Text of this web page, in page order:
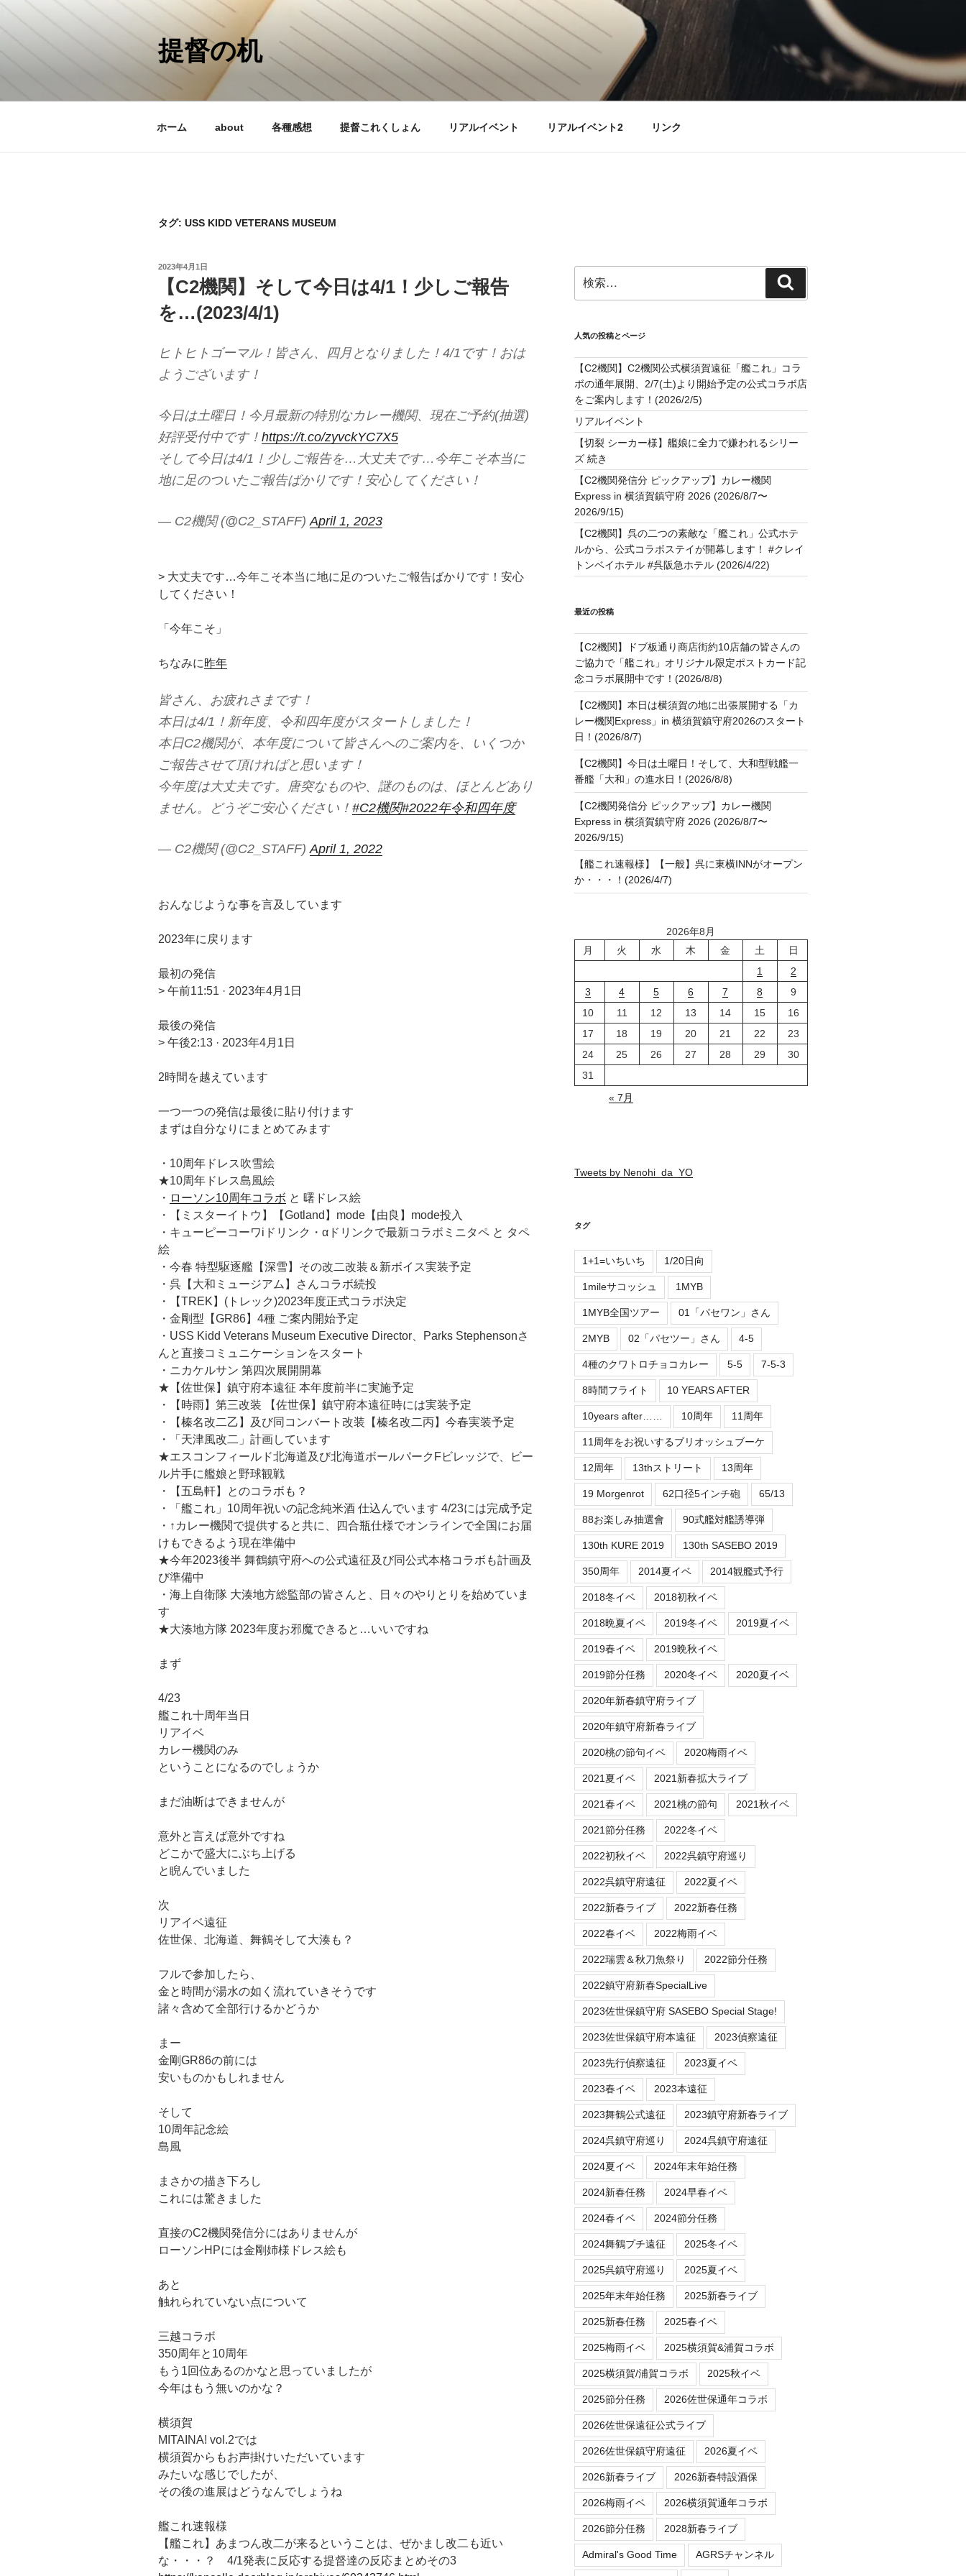
ン
提督の机
ホーム about 各種感想 提督これくしょん リアルイベント リアルイベント2 リンク
タグ: USS KIDD VETERANS MUSEUM
投
2023年4月1日
【C2機関】そして今日は4/1！少しご報告
を…(2023/4/1)
ヒトヒトゴーマル！皆さん、四月となりました！4/1です！おは
ようございます！
今日は土曜日！今月最新の特別なカレー機関、現在ご予約(抽選)
好評受付中です！ https://t.co/zyvckYC7X5
そして今日は4/1！少しご報告を…大丈夫です…今年こそ本当に
地に足のついたご報告ばかりです！安心してください！
— C2機関 (@C2_STAFF) April 1, 2023
> 大丈夫です…今年こそ本当に地に足のついたご報告ばかりです！安心
してください！
「今年こそ」
ちなみに昨年
皆さん、お疲れさまです！
本日は4/1！新年度、令和四年度がスタートしました！
本日C2機関が、本年度について皆さんへのご案内を、いくつか
ご報告させて頂ければと思います！
今年度は大丈夫です。唐突なものや、謎のものは、ほとんどあり
ません。どうぞご安心ください！ #C2機関#2022年令和四年度
— C2機関 (@C2_STAFF) April 1, 2022
おんなじような事を言及しています
2023年に戻ります
最初の発信
> 午前11:51 · 2023年4月1日
最後の発信
> 午後2:13 · 2023年4月1日
2時間を越えています
一つ一つの発信は最後に貼り付けます
まずは自分なりにまとめてみます
・10周年ドレス吹雪絵
★10周年ドレス島風絵
・ ローソン10周年コラボ と 曙ドレス絵
・【ミスターイトウ】【Gotland】mode【由良】mode投入
・キューピーコーワiドリンク・αドリンクで最新コラボミニタペ と タペ
絵
・今春 特型駆逐艦【深雪】その改二改装＆新ボイス実装予定
・呉【大和ミュージアム】さんコラボ続投
・【TREK】(トレック)2023年度正式コラボ決定
・金剛型【GR86】4種 ご案内開始予定
・USS Kidd Veterans Museum Executive Director、Parks Stephensonさ
んと直接コミュニケーションをスタート
・ニカケルサン 第四次展開開幕
★【佐世保】鎮守府本遠征 本年度前半に実施予定
・【時雨】第三改装 【佐世保】鎮守府本遠征時には実装予定
・【榛名改二乙】及び同コンバート改装【榛名改二丙】今春実装予定
・「天津風改二」計画しています
★エスコンフィールド北海道及び北海道ボールパークFビレッジで、ビー
ル片手に艦娘と野球観戦
・【五島軒】とのコラボも？
・「艦これ」10周年祝いの記念純米酒 仕込んでいます 4/23には完成予定
・↑カレー機関で提供すると共に、四合瓶仕様でオンラインで全国にお届
けもできるよう現在準備中
★今年2023後半 舞鶴鎮守府への公式遠征及び同公式本格コラボも計画及
び準備中
・海上自衛隊 大湊地方総監部の皆さんと、日々のやりとりを始めていま
す
★大湊地方隊 2023年度お邪魔できると…いいですね
まず
4/23
艦これ十周年当日
リアイベ
カレー機関のみ
ということになるのでしょうか
まだ油断はできませんが
意外と言えば意外ですね
どこかで盛大にぶち上げる
と睨んでいました
次
リアイベ遠征
佐世保、北海道、舞鶴そして大湊も？
フルで参加したら、
金と時間が湯水の如く流れていきそうです
諸々含めて全部行けるかどうか
まー
金剛GR86の前には
安いものかもしれません
そして
10周年記念絵
島風
まさかの描き下ろし
これには驚きました
直接のC2機関発信分にはありませんが
ローソンHPには金剛姉様ドレス絵も
あと
触れられていない点について
三越コラボ
350周年と10周年
もう1回位あるのかなと思っていましたが
今年はもう無いのかな？
横須賀
MITAINA! vol.2では
横須賀からもお声掛けいただいています
みたいな感じでしたが、
その後の進展はどうなんでしょうね
艦これ速報様
【艦これ】あまつん改二が来るということは、ぜかまし改二も近い
な・・・？ 4/1発表に反応する提督達の反応まとめその3
索:
索
人気の投稿とページ
【C2機関】C2機関公式横須賀遠征「艦これ」コラ
ボの通年展開、2/7(土)より開始予定の公式コラボ店
をご案内します！(2026/2/5)
リアルイベント
【切裂 シーカー様】艦娘に全力で嫌われるシリー
ズ 続き
【C2機関発信分 ピックアップ】カレー機関
Express in 横須賀鎮守府 2026 (2026/8/7〜
2026/9/15)
【C2機関】呉の二つの素敵な「艦これ」公式ホテ
ルから、公式コラボステイが開幕します！ #クレイ
トンベイホテル #呉阪急ホテル (2026/4/22)
最近の投稿
【C2機関】ドブ板通り商店街約10店舗の皆さんの
ご協力で「艦これ」オリジナル限定ポストカード記
念コラボ展開中です！(2026/8/8)
【C2機関】本日は横須賀の地に出張展開する「カ
レー機関Express」in 横須賀鎮守府2026のスタート
日！(2026/8/7)
【C2機関】今日は土曜日！そして、大和型戦艦一
番艦「大和」の進水日！(2026/8/8)
【C2機関発信分 ピックアップ】カレー機関
Express in 横須賀鎮守府 2026 (2026/8/7〜
2026/9/15)
【艦これ速報様】【一般】呉に東横INNがオープン
か・・・！(2026/4/7)
2026年8月
月
火 水 木 金 土
日
1
2
3
4 5 6 7 8
9
10
11 12 13 14 15
16
17
18 19 20 21 22
23
24
25 26 27 28 29
30
31
« 7月
Tweets by Nenohi_da_YO
タグ
1+1=いちいち 1/20日向
1mileサコッシュ 1MYB
1MYB全国ツアー 01「パセワン」さん
2MYB 02「パセツー」さん 4-5
4種のクワトロチョコカレー 5-5 7-5-3
8時間フライト 10 YEARS AFTER
10years after…… 10周年 11周年
11周年をお祝いするブリオッシュブーケ
12周年 13thストリート 13周年
19 Morgenrot 62口径5インチ砲 65/13
88お楽しみ抽選會 90式艦対艦誘導弾
130th KURE 2019 130th SASEBO 2019
350周年 2014夏イベ 2014観艦式予行
2018冬イベ 2018初秋イベ
2018晩夏イベ 2019冬イベ 2019夏イベ
2019春イベ 2019晩秋イベ
2019節分任務 2020冬イベ 2020夏イベ
2020年新春鎮守府ライブ
2020年鎮守府新春ライブ
2020桃の節句イベ 2020梅雨イベ
2021夏イベ 2021新春拡大ライブ
2021春イベ 2021桃の節句 2021秋イベ
2021節分任務 2022冬イベ
2022初秋イベ 2022呉鎮守府巡り
2022呉鎮守府遠征 2022夏イベ
2022新春ライブ 2022新春任務
2022春イベ 2022梅雨イベ
2022瑞雲＆秋刀魚祭り 2022節分任務
2022鎮守府新春SpecialLive
2023佐世保鎮守府 SASEBO Special Stage!
2023佐世保鎮守府本遠征 2023偵察遠征
2023先行偵察遠征 2023夏イベ
2023春イベ 2023本遠征
2023舞鶴公式遠征 2023鎮守府新春ライブ
2024呉鎮守府巡り 2024呉鎮守府遠征
2024夏イベ 2024年末年始任務
2024新春任務 2024早春イベ
2024春イベ 2024節分任務
2024舞鶴プチ遠征 2025冬イベ
2025呉鎮守府巡り 2025夏イベ
2025年末年始任務 2025新春ライブ
2025新春任務 2025春イベ
2025梅雨イベ 2025横須賀&浦賀コラボ
2025横須賀/浦賀コラボ 2025秋イベ
2025節分任務 2026佐世保通年コラボ
2026佐世保遠征公式ライブ
2026佐世保鎮守府遠征 2026夏イベ
2026新春ライブ 2026新春特設酒保
2026梅雨イベ 2026横須賀通年コラボ
2026節分任務 2028新春ライブ
Admiral's Good Time AGRSチャンネル